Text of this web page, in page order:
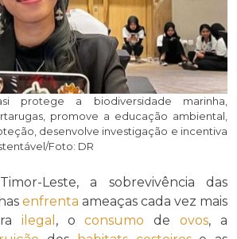
protege a biodiversidade marinha,
promove a educação ambiental,
desenvolve investigação e incentiva
Foto: DR
Leste, a sobrevivência das
enfrenta ameaças cada vez mais
ilegal , oconsumo deovos, a